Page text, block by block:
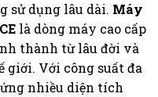
sử dụng lâu dài. Máy
là dòng máy cao cấp
thành từ lâu đời và
giới. Với công suất đa
nhiều diện tích